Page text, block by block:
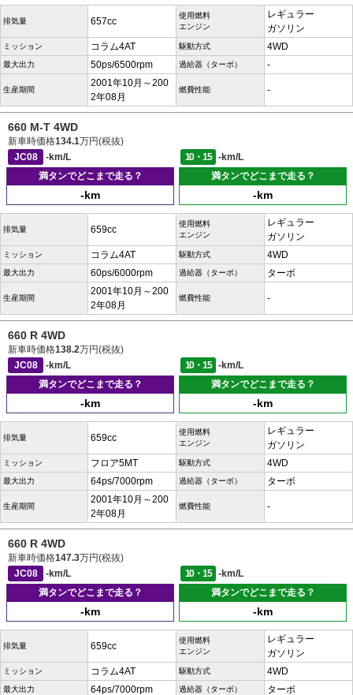
排気量 657cc
使用燃料
エンジン
レギュラー
ガソリン
ミッション コラム4AT 駆動方式 4WD
最大出力 50ps/6500rpm 過給器（ターボ） -
生産期間
2001年10月～200
2年08月
燃費性能 -
660 M-T 4WD
新車時価格134.1万円(税抜)
JC08
-km/L 10・15
-km/L
満タンでどこまで走る？
-km
満タンでどこまで走る？
-km
排気量 659cc
使用燃料
エンジン
レギュラー
ガソリン
ミッション コラム4AT 駆動方式 4WD
最大出力 60ps/6000rpm 過給器（ターボ） ターボ
生産期間
2001年10月～200
2年08月
燃費性能 -
660 R 4WD
新車時価格138.2万円(税抜)
JC08
-km/L 10・15
-km/L
満タンでどこまで走る？
-km
満タンでどこまで走る？
-km
排気量 659cc
使用燃料
エンジン
レギュラー
ガソリン
ミッション フロア5MT 駆動方式 4WD
最大出力 64ps/7000rpm 過給器（ターボ） ターボ
生産期間
2001年10月～200
2年08月
燃費性能 -
660 R 4WD
新車時価格147.3万円(税抜)
JC08
-km/L 10・15
-km/L
満タンでどこまで走る？
-km
満タンでどこまで走る？
-km
排気量 659cc
使用燃料
エンジン
レギュラー
ガソリン
ミッション コラム4AT 駆動方式 4WD
最大出力 64ps/7000rpm 過給器（ターボ） ターボ